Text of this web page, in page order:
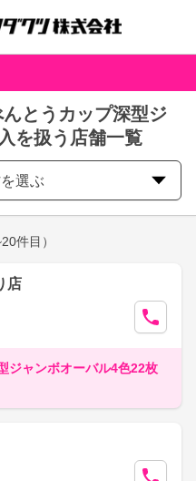
とうカップ深型ジ
を扱う店舗一覧
選ぶ
件目）
店
ジャンボオーバル4色22枚